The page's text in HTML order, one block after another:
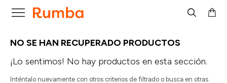

NO SE HAN RECUPERADO PRODUCTOS
¡Lo sentimos! No hay productos en esta sección.
Inténtalo nuevamente con otros criterios de filtrado o busca en otras